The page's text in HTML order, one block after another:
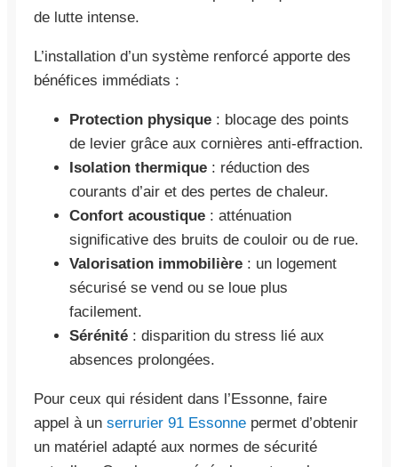
de lutte intense.
L’installation d’un système renforcé apporte des
bénéfices immédiats :
Protection physique : blocage des points
de levier grâce aux cornières anti-effraction.
Isolation thermique : réduction des
courants d’air et des pertes de chaleur.
Confort acoustique : atténuation
significative des bruits de couloir ou de rue.
Valorisation immobilière : un logement
sécurisé se vend ou se loue plus
facilement.
Sérénité : disparition du stress lié aux
absences prolongées.
Pour ceux qui résident dans l’Essonne, faire
appel à un serrurier 91 Essonne permet d’obtenir
un matériel adapté aux normes de sécurité